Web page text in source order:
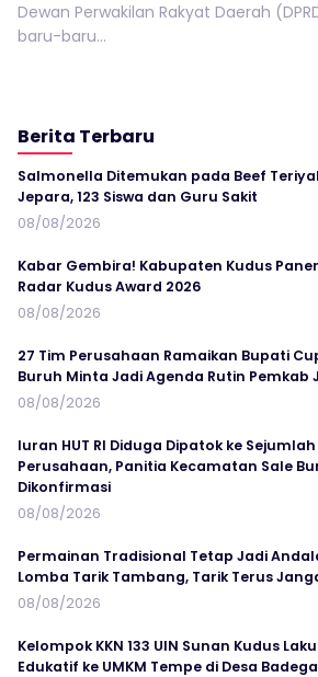
Dewan Perwakilan Rakyat Daerah
baru-baru...
Berita Terbaru
Salmonella Ditemukan pada Beef
Jepara, 123 Siswa dan Guru Sakit
08/08/2026
Kabar Gembira! Kabupaten Kudus
Radar Kudus Award 2026
08/08/2026
27 Tim Perusahaan Ramaikan Bupati
Buruh Minta Jadi Agenda Rutin Pemkab
08/08/2026
Iuran HUT RI Diduga Dipatok ke
Perusahaan, Panitia Kecamatan Sale
Dikonfirmasi
08/08/2026
Permainan Tradisional Tetap Jadi
Lomba Tarik Tambang, Tarik Terus
08/08/2026
Kelompok KKN 133 UIN Sunan Kudus
Edukatif ke UMKM Tempe di Desa